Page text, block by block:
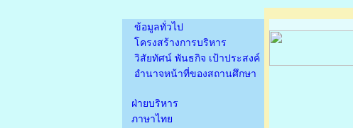
ข้อมูลทั่วไป
โครงสร้างการบริหาร
วิสัยทัศน์ พันธกิจ เป้าประสงค์
อำนาจหน้าที่ของสถานศึกษา
ฝ่ายบริหาร
ภาษาไทย